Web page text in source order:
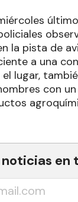
la pista de
a una
lugar,
con
noticias en